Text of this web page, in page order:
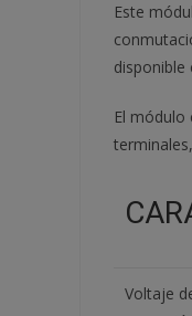
Este
El
Voltaje